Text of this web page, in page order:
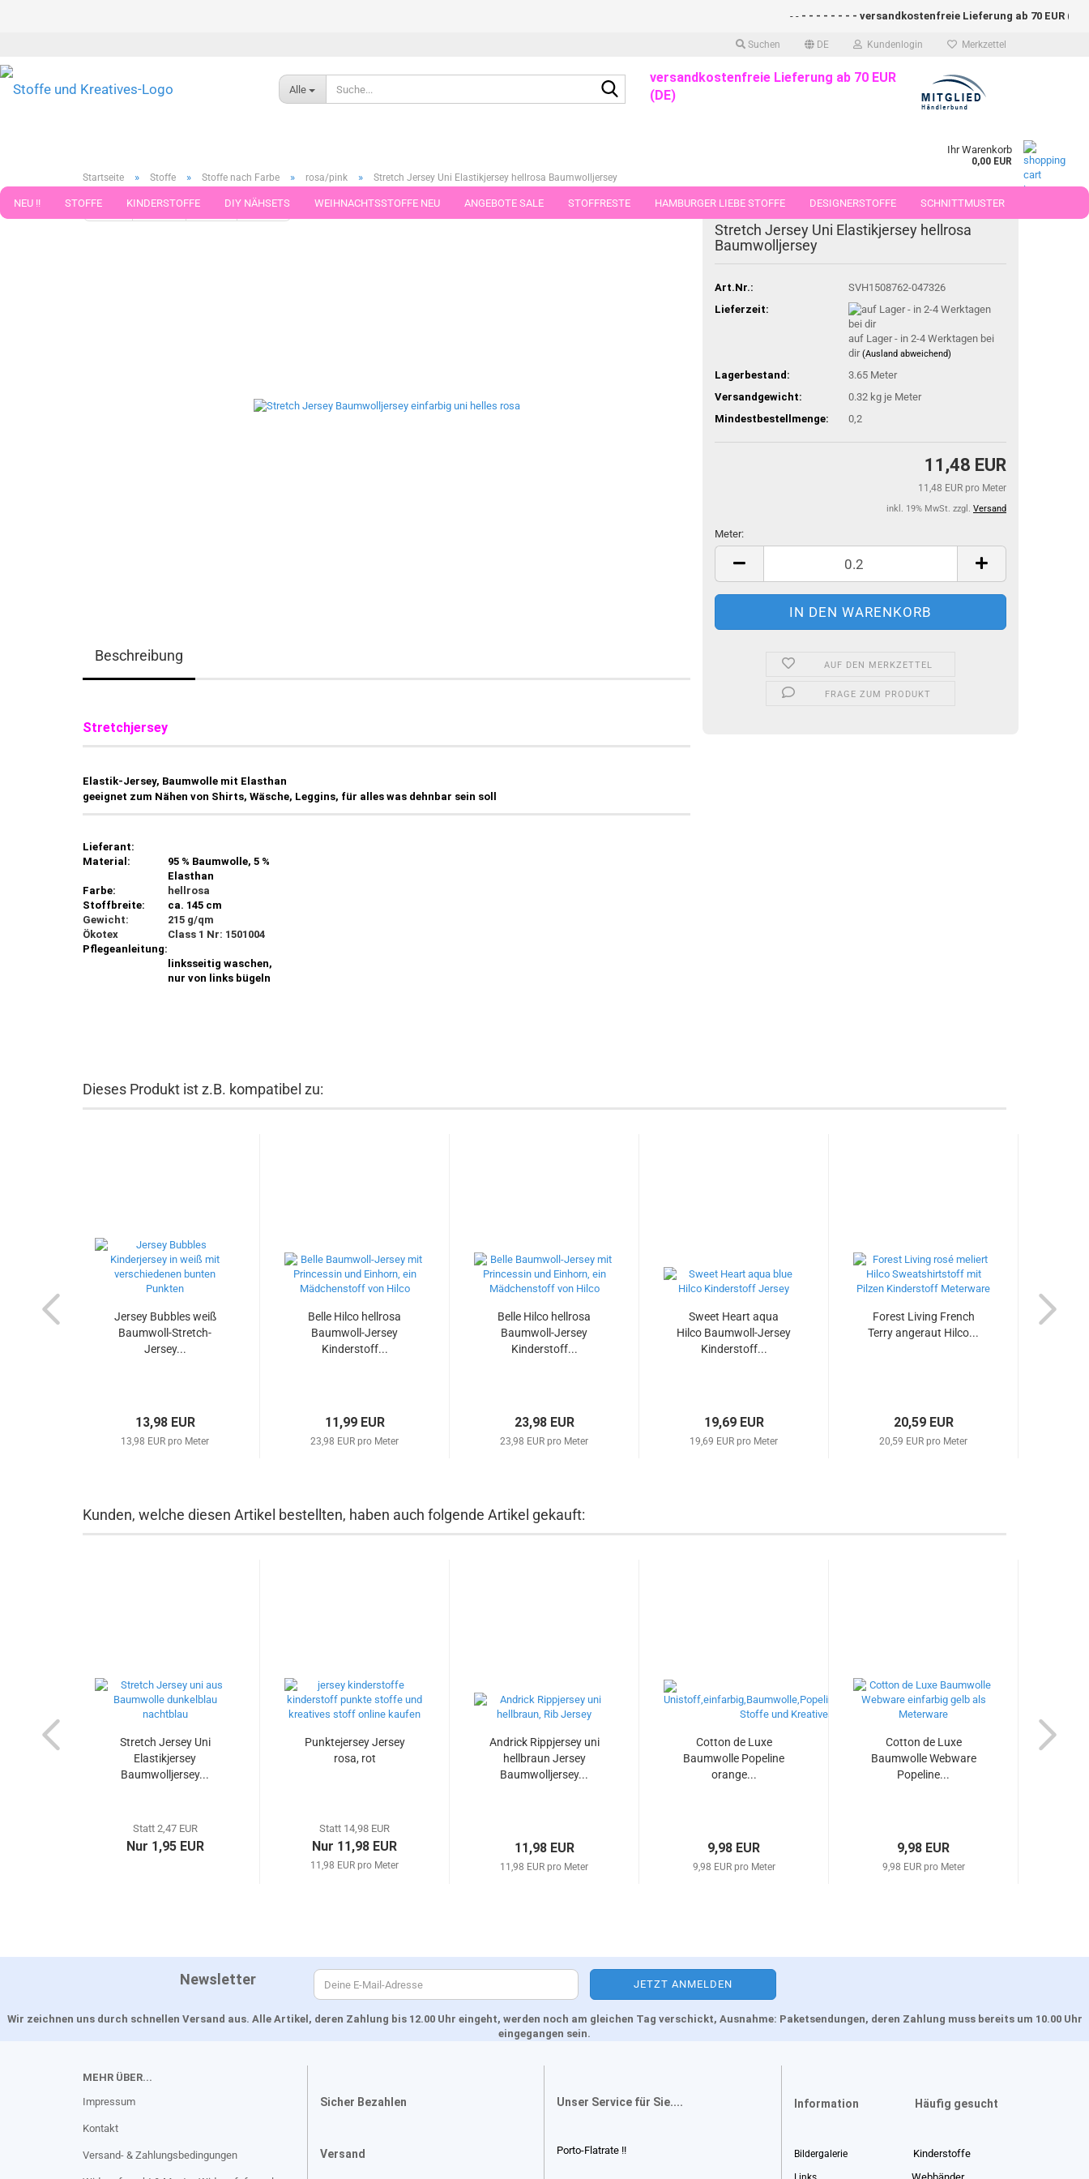
Suchen DE Kundenlogin Merkzettel
- - - - - - - - versandkostenfreie Lieferung ab 70 EUR (DE)-
Alle
Suche...versandkostenfreie Lieferung ab 70 EUR
(DE)
Ihr Warenkorb
0,00 EUR
NEU !! STOFFE KINDERSTOFFE DIY NÄHSETS WEIHNACHTSSTOFFE NEU ANGEBOTE SALE STOFFRESTE HAMBURGER LIEBE STOFFE DESIGNERSTOFFE SCHNITTMUSTER
STOFFE IN STÜCKEN VON 25 UND 50 CM
Startseite » Stoffe » Stoffe nach Farbe » rosa/pink » Stretch Jersey Uni Elastikjersey hellrosa Baumwolljersey
« Erster « zurück weiter » Letzter » Artikel in dieser Kategorie
Stretch Jersey Uni Elastikjersey hellrosa
Baumwolljersey
Art.Nr.:
SVH1508762-047326
Lieferzeit:
auf Lager - in 2-4 Werktagen bei
dir(Ausland abweichend)
Lagerbestand: 3.65 Meter
Versandgewicht:
0.32 kg je Meter
Mindestbestellmenge:
0,2
11,48 EUR
11,48 EUR pro Meter
inkl. 19% MwSt. zzgl. Versand
Meter:
Meter
AUF DEN MERKZETTEL
FRAGE ZUM PRODUKT
Beschreibung
Stretchjersey
Elastik-Jersey, Baumwolle mit Elasthan
geeignet zum Nähen von Shirts, Wäsche, Leggins, für alles was dehnbar sein soll
Lieferant:
Material:
95 % Baumwolle, 5 %
Elasthan
Farbe:
hellrosa
Stoffbreite:
ca. 145 cm
Gewicht:
215 g/qm
Ökotex
Class 1 Nr: 1501004
Pflegeanleitung:
linksseitig waschen,
nur von links bügeln
Dieses Produkt ist z.B. kompatibel zu:
Jersey Bubbles weiß
Baumwoll-Stretch-
Jersey...
13,98 EUR
13,98 EUR pro Meter
Belle Hilco hellrosa
Baumwoll-Jersey
Kinderstoff...
11,99 EUR
23,98 EUR pro Meter
Belle Hilco hellrosa
Baumwoll-Jersey
Kinderstoff...
23,98 EUR
23,98 EUR pro Meter
Sweet Heart aqua
Hilco Baumwoll-Jersey
Kinderstoff...
19,69 EUR
19,69 EUR pro Meter
Forest Living French
Terry angeraut Hilco...
20,59 EUR
20,59 EUR pro Meter
Kunden, welche diesen Artikel bestellten, haben auch folgende Artikel gekauft:
Stretch Jersey Uni
Elastikjersey
Baumwolljersey...
Statt 2,47 EUR
Nur 1,95 EUR
Punktejersey Jersey
rosa, rot
Statt 14,98 EUR
Nur 11,98 EUR
11,98 EUR pro Meter
Andrick Rippjersey uni
hellbraun Jersey
Baumwolljersey...
11,98 EUR
11,98 EUR pro Meter
Cotton de Luxe
Baumwolle Popeline
orange...
9,98 EUR
9,98 EUR pro Meter
Cotton de Luxe
Baumwolle Webware
Popeline...
9,98 EUR
9,98 EUR pro Meter
Newsletter
Wir zeichnen uns durch schnellen Versand aus. Alle Artikel, deren Zahlung bis 12.00 Uhr eingeht, werden noch am gleichen Tag verschickt, Ausnahme: Paketsendungen, deren Zahlung muss bereits um 10.00 Uhr
eingegangen sein.
MEHR ÜBER...
Impressum
Kontakt
Versand- & Zahlungsbedingungen
Sicher Bezahlen
Versand
Unser Service für Sie....
Porto-Flatrate !!
Information Häufig gesucht
Bildergalerie Kinderstoffe